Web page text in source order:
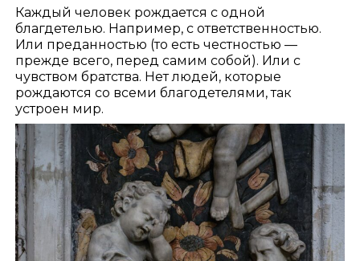
Каждый человек рождается с одной
благдетелью. Например, с ответственностью.
Или преданностью (то есть честностью —
прежде всего, перед самим собой). Или с
чувством братства. Нет людей, которые
рождаются со всеми благодетелями, так
устроен мир.